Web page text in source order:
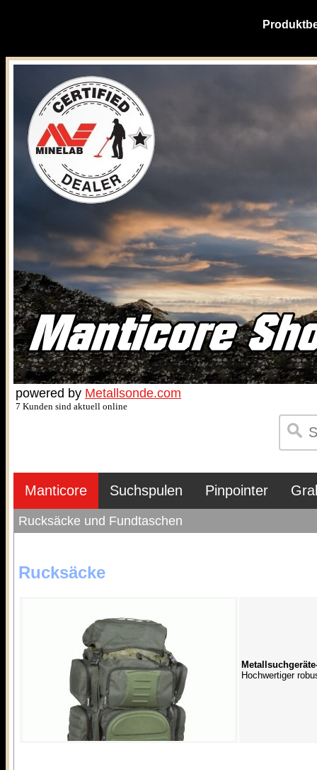
powered by Metallsonde.com
7 Kunden sind aktuell online
Manticore Suchspulen Pinpointer
Rucksäcke und Fundtaschen
Rucksäcke
Hochwertiger